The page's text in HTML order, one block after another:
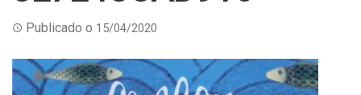
Publicado o 15/04/2020